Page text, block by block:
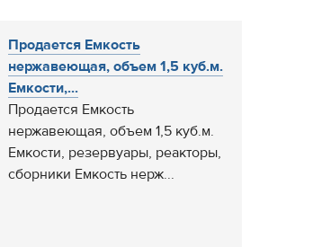
Продается Емкость
нержавеющая, объем 1,5 куб.м.
Емкости,...
Продается Емкость
нержавеющая, объем 1,5 куб.м.
Емкости, резервуары, реакторы,
сборники Емкость нерж...